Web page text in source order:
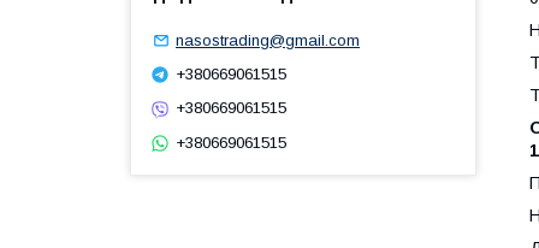
nasostrading@gmail.com
+380669061515
+380669061515
+380669061515